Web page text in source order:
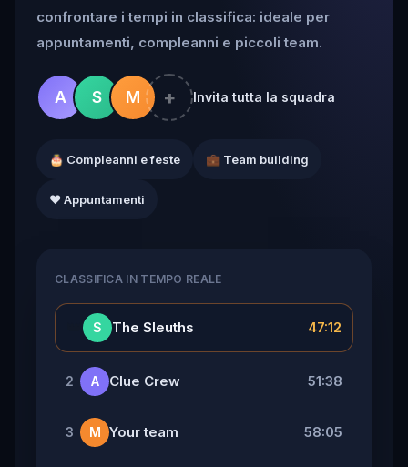
confrontare i tempi in classifica: ideale per
appuntamenti, compleanni e piccoli team.
A S M + Invita tutta la squadra
🎂 Compleanni e feste 💼 Team building
❤️ Appuntamenti
CLASSIFICA IN TEMPO REALE
S The Sleuths 47:12
2 A Clue Crew 51:38
3 M Your team 58:05